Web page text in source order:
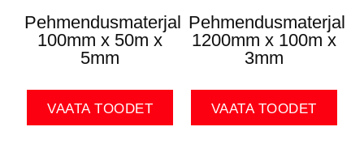
Pehmendusmaterjal
100mm x 50m x
5mm
VAATA TOODET
Pehmendusmaterjal
1200mm x 100m x
3mm
VAATA TOODET